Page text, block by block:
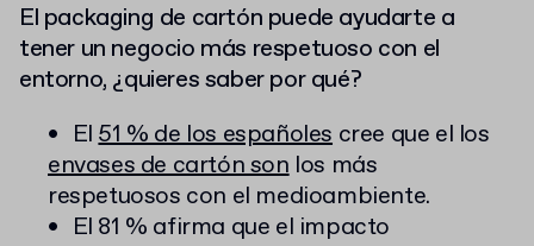
El packaging de cartón puede ayudarte a
tener un negocio más respetuoso con el
entorno, ¿quieres saber por qué?
El51 % de los españoles cree que el los
envases de cartón sonlos más
respetuosos con el medioambiente.
El 81 % afirma que el impacto